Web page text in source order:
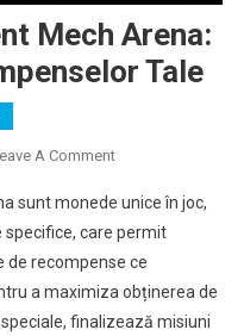
Mech Arena:
Tale
A CommentOn
De
Eveniment
Mech
Arena:
Maximizarea
sunt monede unice în joc,
care permit
de recompense ce
a maximiza obținerea de
finalizează misiuni